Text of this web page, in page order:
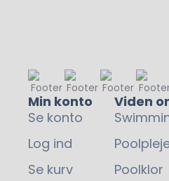
65,00kr.
Min konto
Se konto
Log ind
Se kurv
Viden
Poolklor